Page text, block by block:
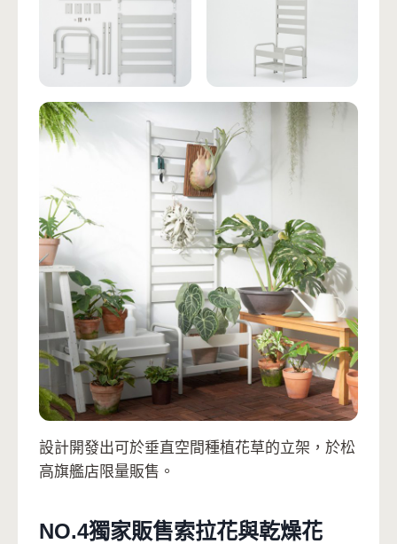
設計開發出可於垂直空間種植花草的立架，於松
高旗艦店限量販售。
NO.4獨家販售索拉花與乾燥花